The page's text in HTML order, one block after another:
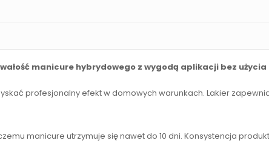
manicure hybrydowego z wygodą aplikacji bez użycia
profesjonalny efekt w domowych warunkach. Lakier
manicure utrzymuje się nawet do 10 dni. Konsystencja